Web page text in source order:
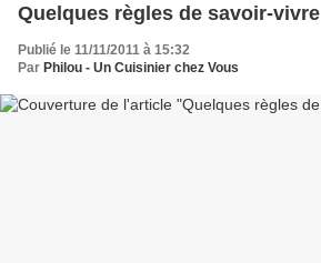
Quelques règles de savoir-vivre
Publié le 11/11/2011 à 15:32
Par Philou - Un Cuisinier chez Vous